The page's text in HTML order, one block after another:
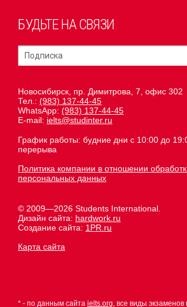
БУДЬТЕ НА СВЯЗИ
Новосибирск, пр. Димитрова, 7, офис 302
Тел.: (983) 137-44-45
WhatsApp: (983) 137-44-45
E-mail: ielts@studinter.ru
График работы: будние дни с 10:00 до
перерыва
Политика компании в отношении
персональных данных
© 2009—2026 Students International.
Дизайн сайта: hardwork.ru
Создание сайта: 1PR.ru
Карта сайта
* - по данным сайта ielts.org, все виды